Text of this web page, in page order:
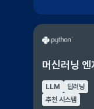
머신러닝 엔
LLM
딥러닝
추천 시스템